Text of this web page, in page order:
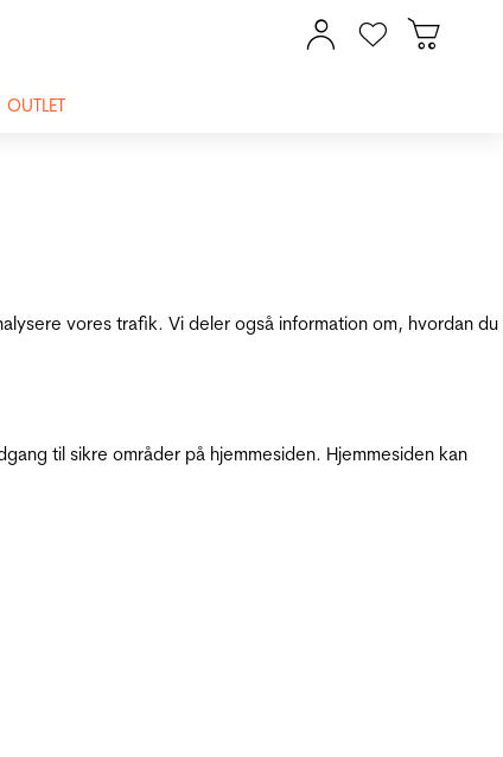
vores trafik. Vi deler også information om, hvordan du
til sikre områder på hjemmesiden. Hjemmesiden kan
OUTLET